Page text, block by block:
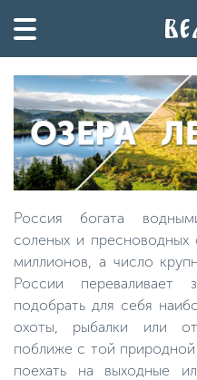
Россия богата
соленых и пресноводных
миллионов, а число
России
подобрать для себя
охоты, рыбалки или
поближе с той
поехать на выходные